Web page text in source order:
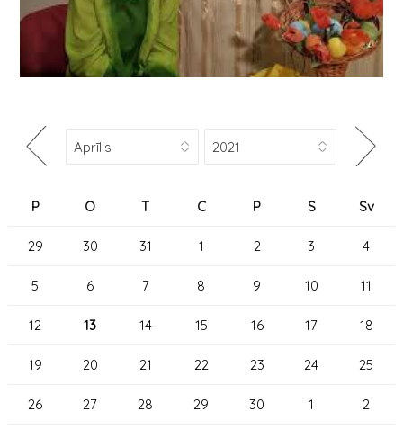
P O T C P S Sv
29 30 31 1 2 3 4
5 6 7 8 9 10 11
12 13 14 15 16 17 18
19 20 21 22 23 24 25
26 27 28 29 30 1 2